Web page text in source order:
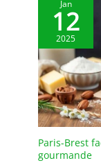
Jan
12
2025
Paris-Brest
gourmande